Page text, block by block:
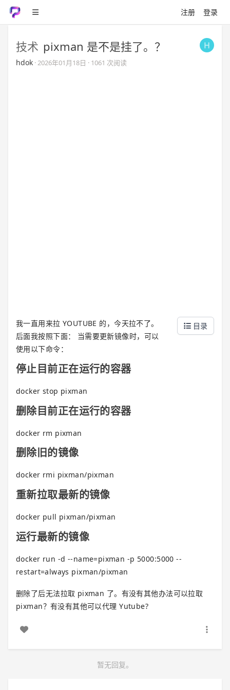
注册 登录
技术 pixman 是不是挂了。？
hdok ·2026年01月18日 · 1061 次阅读
目录
我一直用来拉 YOUTUBE 的，今天拉不了。
后面我按照下面： 当需要更新镜像时，可以
使用以下命令：
停止目前正在运行的容器
docker stop pixman
删除目前正在运行的容器
docker rm pixman
删除旧的镜像
docker rmi pixman/pixman
重新拉取最新的镜像
docker pull pixman/pixman
运行最新的镜像
docker run -d --name=pixman -p 5000:5000 --
restart=always pixman/pixman
删除了后无法拉取 pixman 了。有没有其他办法可以拉取
pixman？有没有其他可以代理 Yutube?
暂无回复。